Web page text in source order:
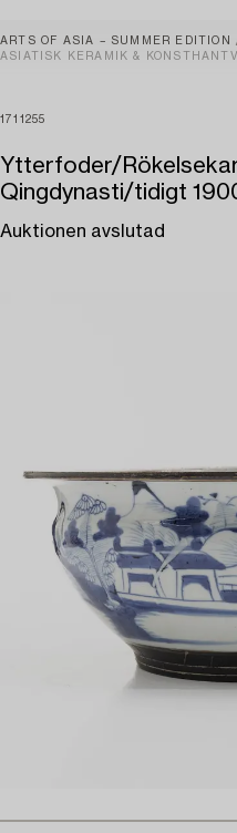
ARTS OF ASIA – SUMMER EDITION
ASIATISK KERAMIK &
1711255
Ytterfoder/
Qingdynasti/tidigt
Auktionen avslutad